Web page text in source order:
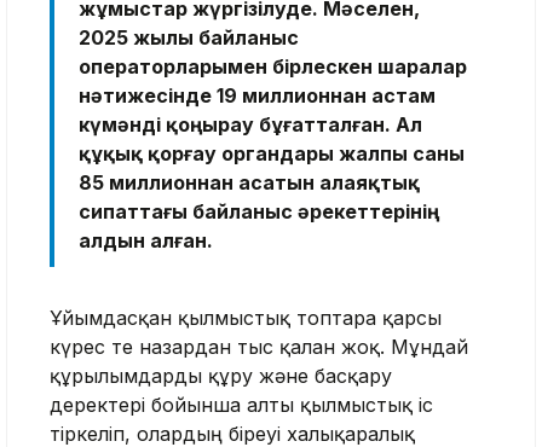
жұмыстар жүргізілуде. Мәселен,
2025 жылы байланыс
операторларымен бірлескен шаралар
нәтижесінде 19 миллионнан астам
күмәнді қоңырау бұғатталған. Ал
құқық қорғау органдары жалпы саны
85 миллионнан асатын алаяқтық
сипаттағы байланыс әрекеттерінің
алдын алған.
Ұйымдасқан қылмыстық топтарға қарсы
күрес те назардан тыс қалған жоқ. Мұндай
құрылымдарды құру және басқару
деректері бойынша алты қылмыстық іс
тіркеліп, олардың біреуі халықаралық